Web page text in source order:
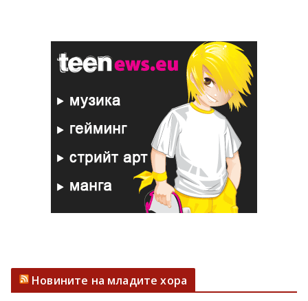
Новините на младите хора